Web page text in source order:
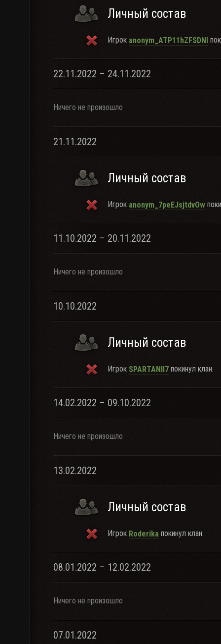
Личный состав
Игрок anonym_ATP11hZFSDNl
22.11.2022 – 24.11.2022
Ничего не произошло
21.11.2022
Личный состав
Игрок anonym_7peEJsjtdvOw
11.10.2022 – 20.11.2022
Ничего не произошло
10.10.2022
Личный состав
Игрок SPARTANII7 покинул клан.
14.02.2022 – 09.10.2022
Ничего не произошло
13.02.2022
Личный состав
Игрок Roderika покинул клан.
08.01.2022 – 12.02.2022
Ничего не произошло
07.01.2022